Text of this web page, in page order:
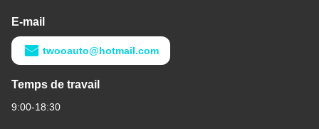
E-mail
twooauto@hotmail.com
Temps de travail
9:00-18:30